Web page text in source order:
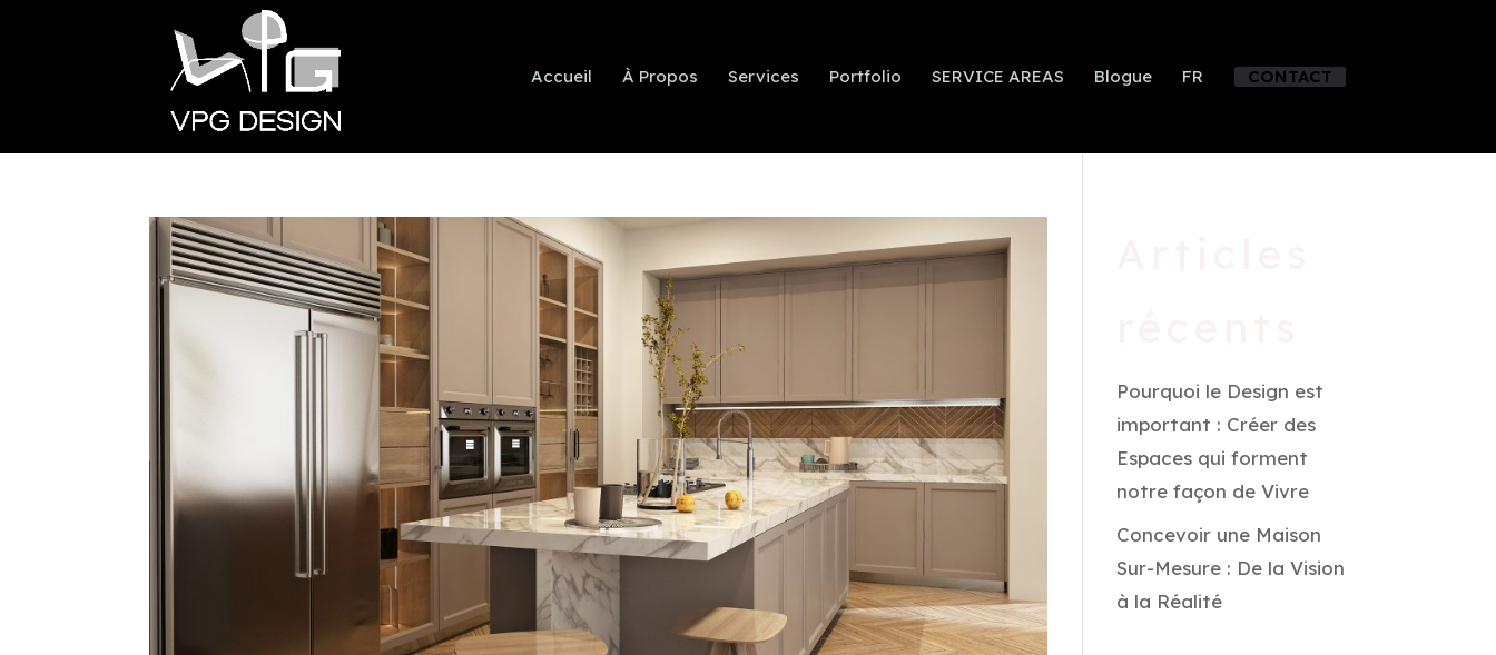
Accueil À Propos Services Portfolio SERVICE AREAS Blogue FR CONTACT
Pourquoi le Design est
important : Créer des
Espaces qui forment
notre façon de Vivre
Concevoir une Maison
Sur-Mesure : De la Vision
à la Réalité